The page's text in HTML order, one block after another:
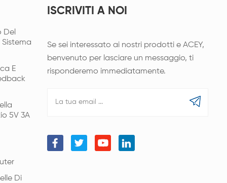
Del
E
5V 3A
Di
ISCRIVITI A NOI
Se sei interessato ai nostri prodotti e ACEY,
benvenuto per lasciare un messaggio, ti
risponderemo immediatamente.